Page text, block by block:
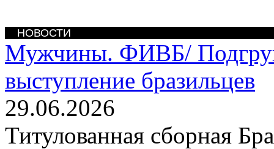
НОВОСТИ
Мужчины. ФИВБ/
выступление бразильцев
29.06.2026
Титулованная сборная